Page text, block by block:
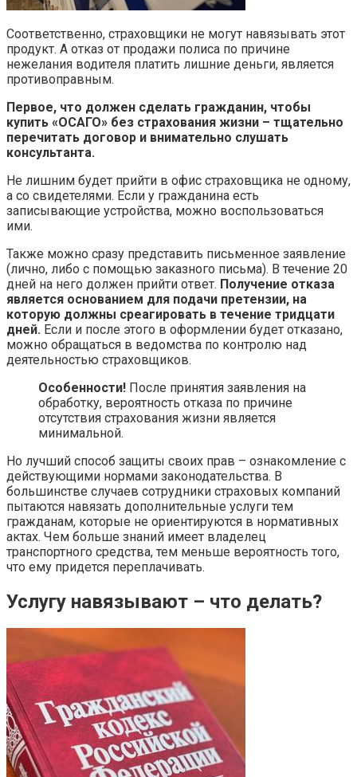
Соответственно, страховщики не могут навязывать этот
продукт. А отказ от продажи полиса по причине
нежелания водителя платить лишние деньги, является
противоправным.
Первое, что должен сделать гражданин, чтобы
купить «ОСАГО» без страхования жизни – тщательно
перечитать договор и внимательно слушать
консультанта.
Не лишним будет прийти в офис страховщика не одному,
а со свидетелями. Если у гражданина есть
записывающие устройства, можно воспользоваться
ими.
Также можно сразу представить письменное заявление
(лично, либо с помощью заказного письма). В течение 20
дней на него должен прийти ответ. Получение отказа
является основанием для подачи претензии, на
которую должны среагировать в течение тридцати
дней. Если и после этого в оформлении будет отказано,
можно обращаться в ведомства по контролю над
деятельностью страховщиков.
Особенности! После принятия заявления на
обработку, вероятность отказа по причине
отсутствия страхования жизни является
минимальной.
Но лучший способ защиты своих прав – ознакомление с
действующими нормами законодательства. В
большинстве случаев сотрудники страховых компаний
пытаются навязать дополнительные услуги тем
гражданам, которые не ориентируются в нормативных
актах. Чем больше знаний имеет владелец
транспортного средства, тем меньше вероятность того,
что ему придется переплачивать.
Услугу навязывают – что делать?